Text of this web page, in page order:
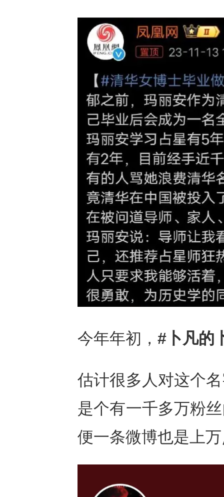
今年年初， #卜凡的
估计很多人对这个
是个有一千多万粉
便一条微博也是上